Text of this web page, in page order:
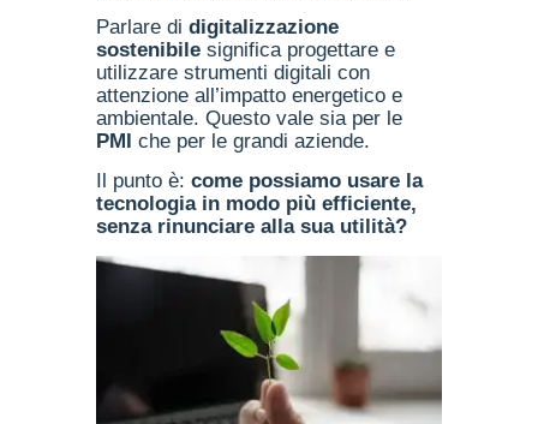
Parlare di digitalizzazione
sostenibile significa progettare e
utilizzare strumenti digitali con
attenzione all’impatto energetico e
ambientale. Questo vale sia per le
PMI che per le grandi aziende.
Il punto è: come possiamo usare la
tecnologia in modo più efficiente,
senza rinunciare alla sua utilità?